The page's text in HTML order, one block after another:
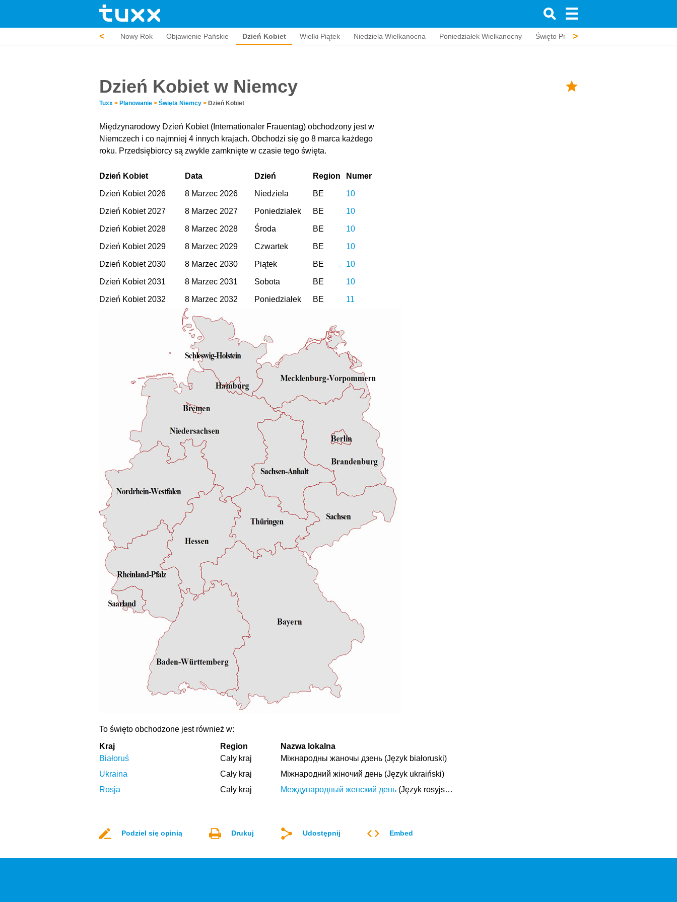
< Nowy Rok Objawienie Pańskie Dzień Kobiet Wielki Piątek Niedziela Wielkanocna Poniedziałek Wielkanocny Święto Pracy
>
Dzień Kobiet w Niemcy
Tuxx > Planowanie > Święta Niemcy > Dzień Kobiet
Międzynarodowy Dzień Kobiet (Internationaler Frauentag) obchodzony jest w
Niemczech i co najmniej 4 innych krajach. Obchodzi się go 8 marca każdego
roku. Przedsiębiorcy są zwykle zamknięte w czasie tego święta.
Dzień Kobiet Data Dzień Region Numer
Dzień Kobiet 2026 8 Marzec 2026 Niedziela BE 10
Dzień Kobiet 2027 8 Marzec 2027 Poniedziałek BE 10
Dzień Kobiet 2028 8 Marzec 2028 Środa BE 10
Dzień Kobiet 2029 8 Marzec 2029 Czwartek BE 10
Dzień Kobiet 2030 8 Marzec 2030 Piątek BE 10
Dzień Kobiet 2031 8 Marzec 2031 Sobota BE 10
Dzień Kobiet 2032 8 Marzec 2032 Poniedziałek BE 11
To święto obchodzone jest również w:
Kraj
Region
Nazwa lokalna
Białoruś
Cały kraj
Мiжнародны жаночы дзень (Język białoruski)
Ukraina
Cały kraj
Міжнародний жіночий день (Język ukraiński)
Rosja
Cały kraj Международный женский день (Język rosyjski)
Podziel się opinią Drukuj Udostępnij Embed